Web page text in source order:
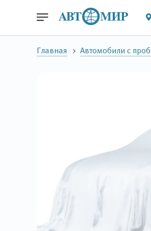
Главная Автомобили с